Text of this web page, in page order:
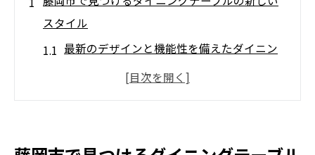
スタイル
最新のデザインと機能性を備えたダイニン
豊富なバリエーションから選ぶ理想のダイ